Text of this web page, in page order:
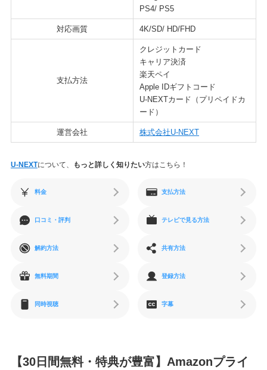
PS4/ PS5
対応画質 4K/SD/ HD/FHD
支払方法
クレジットカード
キャリア決済
楽天ペイ
Apple IDギフトコード
U-NEXTカード（プリペイドカ
ード）
運営会社 株式会社U-NEXT
U-NEXTについて、 もっと詳しく知りたい方はこちら！
料金 支払方法
口コミ・評判 テレビで見る方法
解約方法 共有方法
無料期間 登録方法
同時視聴 字幕
【30日間無料・特典が豊富】Amazonプライ